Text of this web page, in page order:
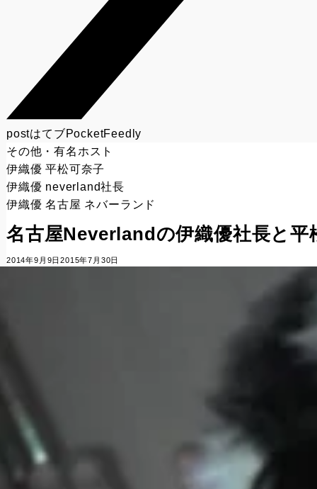
postはてブPocketFeedly
その他・有名ホスト
伊織優 平松可奈子
伊織優 neverland社長
伊織優 名古屋 ネバーランド
名古屋Neverlandの伊織優社長と
2014年9月9日2015年7月30日